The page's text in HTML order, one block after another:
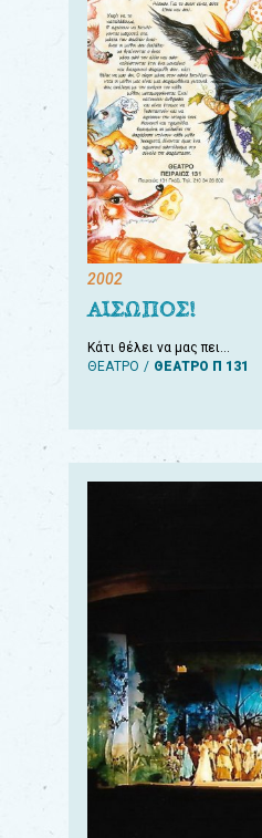
2002
ΑΙΣΩΠΟΣ!
Κάτι θέλει να μας πει…
ΘΕΑΤΡΟ
ΘΕΑΤΡΟ Π 131